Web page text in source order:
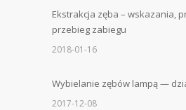
Ekstrakcja zęba – wskazania,
przebieg zabiegu
2018-01-16
Wybielanie zębów lampą —
2017-12-08